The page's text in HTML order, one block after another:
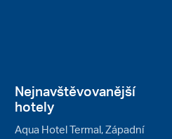
Nejnavštěvovanější
hotely
Aqua Hotel Termal, Západní